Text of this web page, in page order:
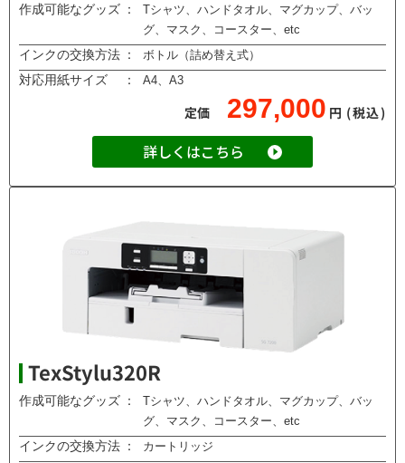
作成可能なグッズ ：
Tシャツ、ハンドタオル、マグカップ、バッ
グ、マスク、コースター、etc
インクの交換方法 ： ボトル（詰め替え式）
対応用紙サイズ ： A4、A3
定価 297,000 円 (税込)
詳しくはこちら
TexStylu320R
作成可能なグッズ ：
Tシャツ、ハンドタオル、マグカップ、バッ
グ、マスク、コースター、etc
インクの交換方法 ： カートリッジ